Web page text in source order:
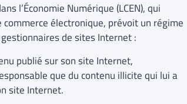
l’Économie Numérique (LCEN), qui
électronique, prévoit un régime
de sites Internet :
publié sur son site Internet,
que du contenu illicite qui lui a
site Internet.